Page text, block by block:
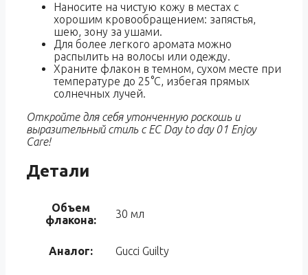
Наносите на чистую кожу в местах с
хорошим кровообращением: запястья,
шею, зону за ушами.
Для более легкого аромата можно
распылить на волосы или одежду.
Храните флакон в темном, сухом месте при
температуре до 25°C, избегая прямых
солнечных лучей.
Откройте для себя утонченную роскошь и
выразительный стиль с EC Day to day 01 Enjoy
Care!
Детали
Объем
флакона:
30 мл
Аналог: Gucci Guilty